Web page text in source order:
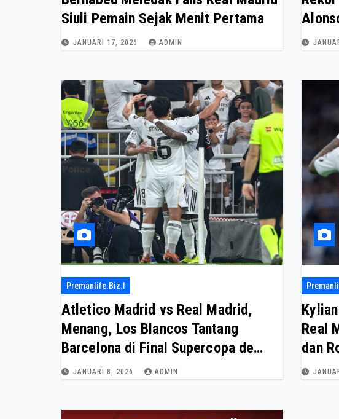
Siuli Pemain Sejak Menit Pertama
JANUARI 17, 2026 ADMIN
Premanlife.biz.i
Atletico Madrid vs Real Madrid,
Menang, Los Blancos Tantang
Barcelona di Final Supercopa de
Espana
JANUARI 8, 2026 ADMIN
Real
dan